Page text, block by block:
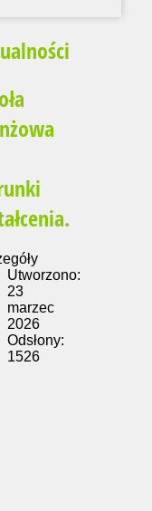
Utworzono:
23
marzec
2026
Odsłony:
1526